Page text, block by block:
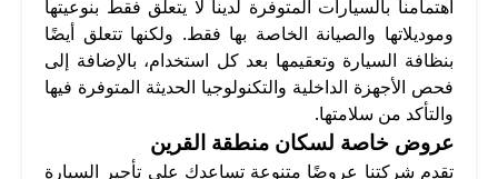
اهتمامنا بالسيارات المتوفرة لدينا لا يتعلق فقط بنوعيتها
وموديلاتها والصيانة الخاصة بها فقط. ولكنها تتعلق أيضًا
بنظافة السيارة وتعقيمها بعد كل استخدام، بالإضافة إلى
فحص الأجهزة الداخلية والتكنولوجيا الحديثة المتوفرة فيها
والتأكد من سلامتها.
عروض خاصة لسكان منطقة القرين
تقدم شركتنا عروضًا متنوعة تساعدك على تأجير السيارة